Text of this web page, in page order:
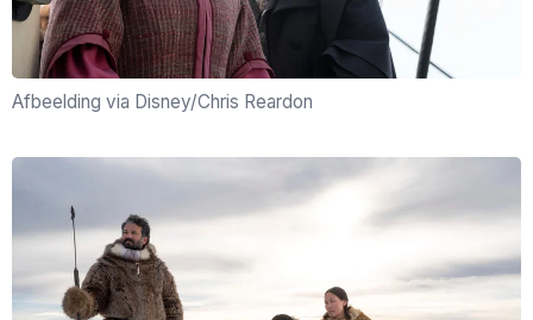
Afbeelding via Disney/Chris Reardon